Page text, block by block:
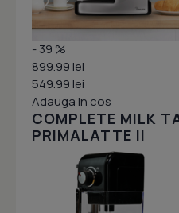
- 39 %
899.99 lei
549.99 lei
Adauga in cos
COMPLETE MILK
PRIMALATTE II